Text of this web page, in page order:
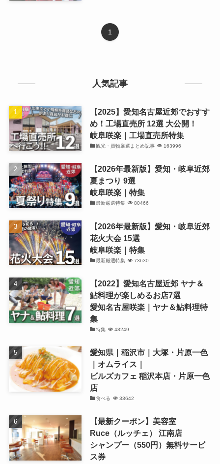
1
人気記事
【2025】愛知名古屋近郊でおすす
め！工場直売所 12選 大公開！
岐阜咲楽｜工場直売所特集
観光・買物厳選まとめ記事 163996
【2026年最新版】愛知・岐阜近郊
夏まつり 9選
岐阜咲楽｜特集
最新厳選特集 80466
【2026年最新版】愛知・岐阜近郊
花火大会 15選
岐阜咲楽｜特集
最新厳選特集 73630
【2022】愛知名古屋近郊 ヤナ＆
鮎料理が楽しめるお店7選
愛知名古屋咲楽｜ヤナ＆鮎料理特
集
特集 48249
愛知県｜稲沢市｜大塚・片原一色
｜オムライス｜
ビルズカフェ 稲沢本店・片原一色
店
食べる 33642
【最新クーポン】美容室
Ruce（ルッチェ） 江南店
シャンプー（550円）無料サービ
ス券